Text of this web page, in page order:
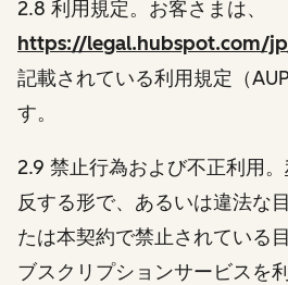
2.8 利用規定。お客さまは、
https://legal.hubspot.com/
記載されている利用規定（
す。
2.9 禁止行為および不正利用。
反する形で、あるいは違法な
たは本契約で禁止されている
ブスクリプションサービスを